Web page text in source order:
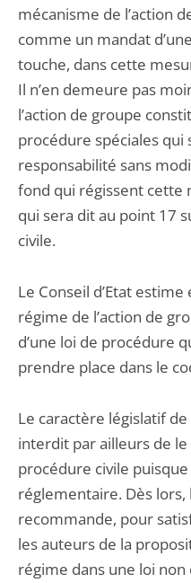
mécanisme de l’action
comme un mandat
touche, dans cette
Il n’en demeure pas
l’action de groupe
procédure spéciales qui
responsabilité sans
fond qui régissent cette
qui sera dit au point 17
civile.
Le Conseil d’Etat
régime de l’action de
d’une loi de procédure
prendre place dans le
Le caractère législatif
interdit par ailleurs de
procédure civile
réglementaire. Dès lors,
recommande, pour
les auteurs de la
régime dans une loi non